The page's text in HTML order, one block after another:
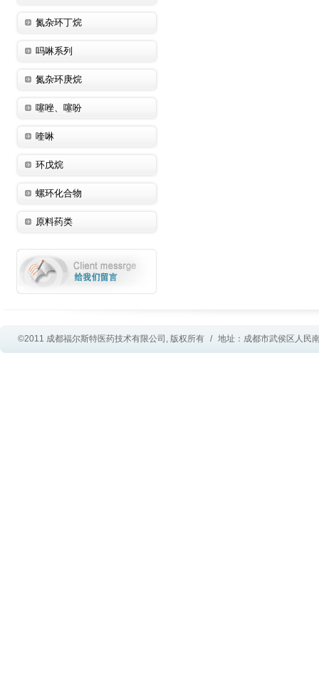
氮杂环丁烷
吗啉系列
氮杂环庚烷
噻唑、噻吩
喹啉
环戊烷
螺环化合物
原料药类
©2011 成都福尔斯特医药技术有限公司, 版权所有 / 地址：成都市武侯区人民